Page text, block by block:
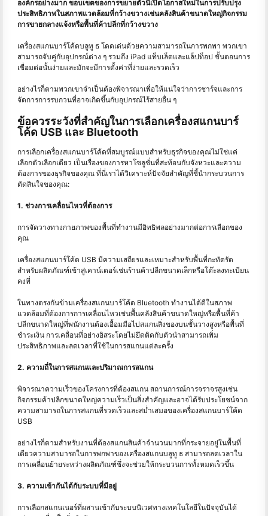
องค์กรอย่างมาก ขอบเขตของการขยายตัวนี้เปิดโอกาสใหม่ในการปรับปรุง
ประสิทธิภาพในสภาพแวดล้อมที่กว้างขวางเช่นคลังสินค้าขนาดใหญ่กิจกรรม
การขายกลางแจ้งหรือพื้นที่ค้าปลีกที่กว้างขวาง
เครื่องสแกนบาร์โค้ดบลูทู ธ โดดเด่นด้วยความสามารถในการพกพา พวกเขา
สามารถจับคู่กับอุปกรณ์ต่าง ๆ รวมถึง iPad แท็บเล็ตและแล็ปท็อป ขั้นตอนการ
เชื่อมต่อนั้นง่ายและมักจะมีการตั้งค่าที่ง่ายและรวดเร็ว
อย่างไรก็ตามพวกเขาจําเป็นต้องพิจารณาเพื่อให้แน่ใจว่าการชาร์จและการ
จัดการการรบกวนที่อาจเกิดขึ้นกับอุปกรณ์ไร้สายอื่น ๆ
ข้อควรระวังที่สำคัญในการเลือกเครื่องสแกนบาร์
โค้ด USB และ Bluetooth
การเลือกเครื่องสแกนบาร์โค้ดที่สมบูรณ์แบบสำหรับธุรกิจของคุณไม่ใช่แค่
เลือกตัวเลือกเดียว เป็นเรื่องของการหาโซลูชั่นที่สะท้อนกับจังหวะและความ
ต้องการของธุรกิจของคุณ ที่นี่เราได้วิเคราะห์ปัจจัยสำคัญที่ชี้นำกระบวนการ
ตัดสินใจของคุณ:
1. ช่วงการเคลื่อนไหวที่ต้องการ
การจัดวางทางกายภาพของพื้นที่ทำงานมีอิทธิพลอย่างมากต่อการเลือกของ
คุณ
เครื่องสแกนบาร์โค้ด USB มีความเสถียรและเหมาะสำหรับพื้นที่กะทัดรัด
สำหรับผลิตภัณฑ์เข้าสู่เคาน์เตอร์เช่นร้านค้าปลีกขนาดเล็กหรือโต๊ะลงทะเบียน
คงที่
ในทางตรงกันข้ามเครื่องสแกนบาร์โค้ด Bluetooth ทำงานได้ดีในสภาพ
แวดล้อมที่ต้องการการเคลื่อนไหวเช่นพื้นคลังสินค้าขนาดใหญ่หรือพื้นที่ค้า
ปลีกขนาดใหญ่ที่พนักงานต้องเอื้อมมือไปสแกนสิ่งของบนชั้นวางสูงหรือพื้นที่
ชำระเงิน การเคลื่อนที่อย่างอิสระโดยไม่ยึดติดกับตัวนำสามารถเพิ่ม
ประสิทธิภาพและลดเวลาที่ใช้ในการสแกนแต่ละครั้ง
2. ความถี่ในการสแกนและปริมาณการสแกน
พิจารณาความเร็วของโครงการที่ต้องสแกน สถานการณ์การจราจรสูงเช่น
กิจกรรมค้าปลีกขนาดใหญ่ความเร็วเป็นสิ่งสำคัญและอาจได้รับประโยชน์จาก
ความสามารถในการสแกนที่รวดเร็วและสม่ำเสมอของเครื่องสแกนบาร์โค้ด
USB
อย่างไรก็ตามสำหรับงานที่ต้องสแกนสินค้าจำนวนมากที่กระจายอยู่ในพื้นที่
เดียวความสามารถในการพกพาของเครื่องสแกนบลูทู ธ สามารถลดเวลาใน
การเคลื่อนย้ายระหว่างผลิตภัณฑ์ซึ่งจะช่วยให้กระบวนการทั้งหมดเร็วขึ้น
3. ความเข้ากันได้กับระบบที่มีอยู่
การเลือกสแกนเนอร์ที่ผสานเข้ากับระบบนิเวศทางเทคโนโลยีในปัจจุบันได้